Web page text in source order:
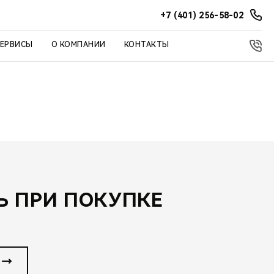
+7 (401) 256-58-02
О КОМПАНИИ КОНТАКТЫ
ПРИ ПОКУПКЕ